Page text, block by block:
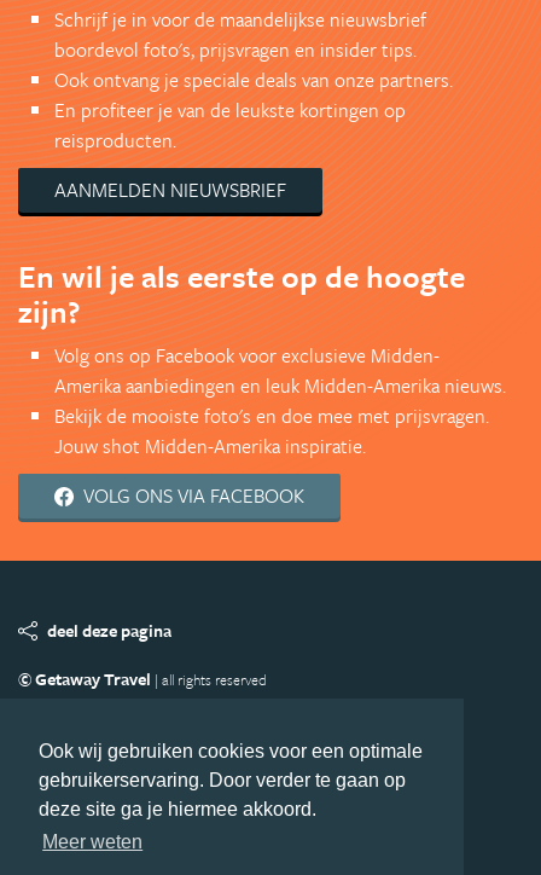
Ook wij gebruiken cookies voor een optimale
gebruikerservaring. Door verder te gaan op
deze site ga je hiermee akkoord.
Meer weten
Schrijf je in voor de maandelijkse nieuwsbrief
boordevol foto's, prijsvragen en insider tips.
Ook ontvang je speciale deals van onze partners.
En profiteer je van de leukste kortingen op
reisproducten.
AANMELDEN NIEUWSBRIEF
En wil je als eerste op de hoogte
zijn?
Volg ons op Facebook voor exclusieve Midden-
Amerika aanbiedingen en leuk Midden-Amerika nieuws.
Bekijk de mooiste foto's en doe mee met prijsvragen.
Jouw shot Midden-Amerika inspiratie.
VOLG ONS VIA FACEBOOK
deel deze pagina
© Getaway Travel | all rights reserved
Copyright
Privacy statement Disclaimer
Cookies
Volg MiddenAmerika.nl
Nieuwsbrief
Facebook